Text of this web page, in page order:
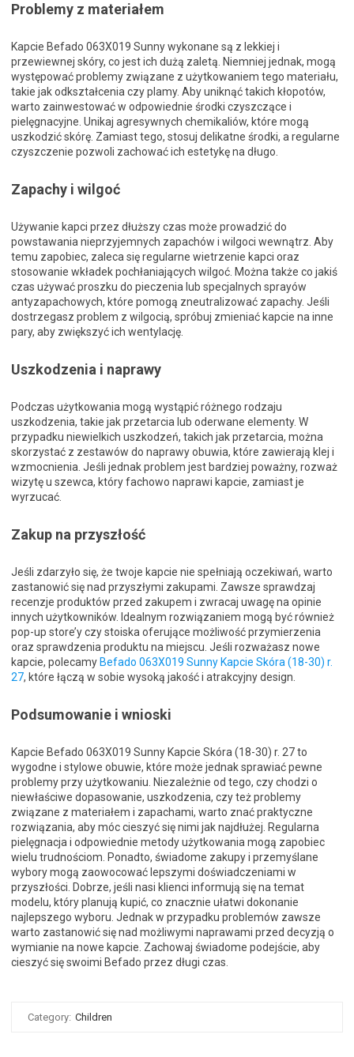
Problemy z materiałem
Kapcie Befado 063X019 Sunny wykonane są z lekkiej i
przewiewnej skóry, co jest ich dużą zaletą. Niemniej jednak, mogą
występować problemy związane z użytkowaniem tego materiału,
takie jak odkształcenia czy plamy. Aby uniknąć takich kłopotów,
warto zainwestować w odpowiednie środki czyszczące i
pielęgnacyjne. Unikaj agresywnych chemikaliów, które mogą
uszkodzić skórę. Zamiast tego, stosuj delikatne środki, a regularne
czyszczenie pozwoli zachować ich estetykę na długo.
Zapachy i wilgoć
Używanie kapci przez dłuższy czas może prowadzić do
powstawania nieprzyjemnych zapachów i wilgoci wewnątrz. Aby
temu zapobiec, zaleca się regularne wietrzenie kapci oraz
stosowanie wkładek pochłaniających wilgoć. Można także co jakiś
czas używać proszku do pieczenia lub specjalnych sprayów
antyzapachowych, które pomogą zneutralizować zapachy. Jeśli
dostrzegasz problem z wilgocią, spróbuj zmieniać kapcie na inne
pary, aby zwiększyć ich wentylację.
Uszkodzenia i naprawy
Podczas użytkowania mogą wystąpić różnego rodzaju
uszkodzenia, takie jak przetarcia lub oderwane elementy. W
przypadku niewielkich uszkodzeń, takich jak przetarcia, można
skorzystać z zestawów do naprawy obuwia, które zawierają klej i
wzmocnienia. Jeśli jednak problem jest bardziej poważny, rozważ
wizytę u szewca, który fachowo naprawi kapcie, zamiast je
wyrzucać.
Zakup na przyszłość
Jeśli zdarzyło się, że twoje kapcie nie spełniają oczekiwań, warto
zastanowić się nad przyszłymi zakupami. Zawsze sprawdzaj
recenzje produktów przed zakupem i zwracaj uwagę na opinie
innych użytkowników. Idealnym rozwiązaniem mogą być również
pop-up store’y czy stoiska oferujące możliwość przymierzenia
oraz sprawdzenia produktu na miejscu. Jeśli rozważasz nowe
kapcie, polecamy Befado 063X019 Sunny Kapcie Skóra (18-30) r.
27, które łączą w sobie wysoką jakość i atrakcyjny design.
Podsumowanie i wnioski
Kapcie Befado 063X019 Sunny Kapcie Skóra (18-30) r. 27 to
wygodne i stylowe obuwie, które może jednak sprawiać pewne
problemy przy użytkowaniu. Niezależnie od tego, czy chodzi o
niewłaściwe dopasowanie, uszkodzenia, czy też problemy
związane z materiałem i zapachami, warto znać praktyczne
rozwiązania, aby móc cieszyć się nimi jak najdłużej. Regularna
pielęgnacja i odpowiednie metody użytkowania mogą zapobiec
wielu trudnościom. Ponadto, świadome zakupy i przemyślane
wybory mogą zaowocować lepszymi doświadczeniami w
przyszłości. Dobrze, jeśli nasi klienci informują się na temat
modelu, który planują kupić, co znacznie ułatwi dokonanie
najlepszego wyboru. Jednak w przypadku problemów zawsze
warto zastanowić się nad możliwymi naprawami przed decyzją o
wymianie na nowe kapcie. Zachowaj świadome podejście, aby
cieszyć się swoimi Befado przez długi czas.
Category: Children